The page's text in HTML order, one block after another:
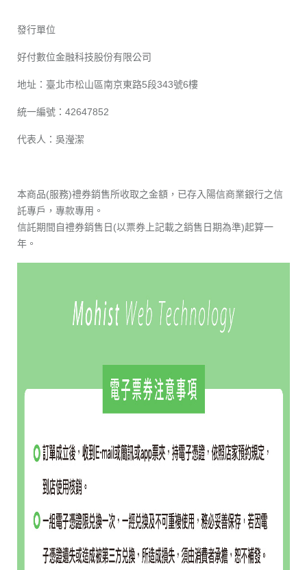
發行單位
好付數位金融科技股份有限公司
地址：臺北市松山區南京東路5段343號6樓
統一編號：42647852
代表人：吳瀅潔
本商品(服務)禮券銷售所收取之金額，已存入陽信商業銀行之信
託專戶，專款專用。
信託期間自禮券銷售日(以票券上記載之銷售日期為準)起算一
年。